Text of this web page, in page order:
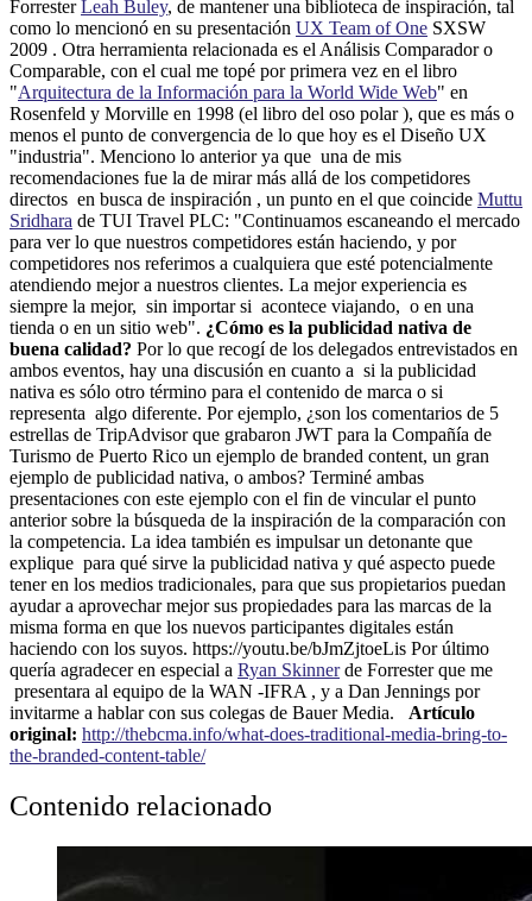
ForresterLeah Buley, de mantener una biblioteca de inspiración, tal
como lo mencionó en su presentación UX Team of One SXSW
2009 . Otra herramienta relacionada es el Análisis Comparador o
Comparable, con el cual me topé por primera vez en el libro
"Arquitectura de la Información para la World Wide Web" en
Rosenfeld y Morville en 1998 (el libro del oso polar ), que es más o
menos el punto de convergencia de lo que hoy es el Diseño UX
"industria". Menciono lo anterior ya que una de mis
recomendaciones fue la de mirar más allá de los competidores
directos en busca de inspiración , un punto en el que coincide Muttu
Sridhara de TUI Travel PLC: "Continuamos escaneando el mercado
para ver lo que nuestros competidores están haciendo, y por
competidores nos referimos a cualquiera que esté potencialmente
atendiendo mejor a nuestros clientes. La mejor experiencia es
siempre la mejor, sin importar si acontece viajando, o en una
tienda o en un sitio web". ¿Cómo es la publicidad nativa de
buena calidad? Por lo que recogí de los delegados entrevistados en
ambos eventos, hay una discusión en cuanto a si la publicidad
nativa es sólo otro término para el contenido de marca o si
representa algo diferente. Por ejemplo, ¿son los comentarios de 5
estrellas de TripAdvisor que grabaron JWT para la Compañía de
Turismo de Puerto Rico un ejemplo de branded content, un gran
ejemplo de publicidad nativa, o ambos? Terminé ambas
presentaciones con este ejemplo con el fin de vincular el punto
anterior sobre la búsqueda de la inspiración de la comparación con
la competencia. La idea también es impulsar un detonante que
explique para qué sirve la publicidad nativa y qué aspecto puede
tener en los medios tradicionales, para que sus propietarios puedan
ayudar a aprovechar mejor sus propiedades para las marcas de la
misma forma en que los nuevos participantes digitales están
haciendo con los suyos. https://youtu.be/bJmZjtoeLis Por último
quería agradecer en especial a Ryan Skinnerde Forrester que me
presentara al equipo de la WAN -IFRA , y a Dan Jennings por
invitarme a hablar con sus colegas de Bauer Media.
Artículo
original: http://thebcma.info/what-does-traditional-media-bring-to-
the-branded-content-table/
Contenido relacionado